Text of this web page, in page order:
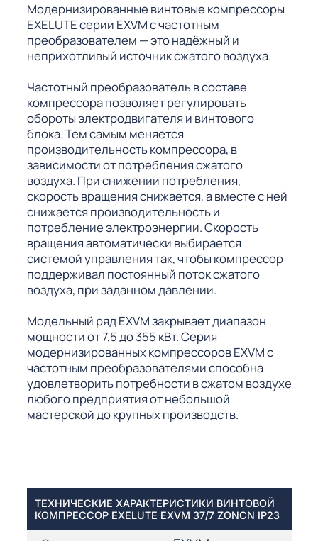
Модернизированные винтовые компрессоры
EXELUTE серии EXVM с частотным
преобразователем — это надёжный и
неприхотливый источник сжатого воздуха.
Частотный преобразователь в составе
компрессора позволяет регулировать
обороты электродвигателя и винтового
блока. Тем самым меняется
производительность компрессора, в
зависимости от потребления сжатого
воздуха. При снижении потребления,
скорость вращения снижается, а вместе с ней
снижается производительность и
потребление электроэнергии. Скорость
вращения автоматически выбирается
системой управления так, чтобы компрессор
поддерживал постоянный поток сжатого
воздуха, при заданном давлении.
Модельный ряд EXVM закрывает диапазон
мощности от 7,5 до 355 кВт. Серия
модернизированных компрессоров EXVM с
частотным преобразователями способна
удовлетворить потребности в сжатом воздухе
любого предприятия от небольшой
мастерской до крупных производств.
ТЕХНИЧЕСКИЕ ХАРАКТЕРИСТИКИ ВИНТОВОЙ
КОМПРЕССОР EXELUTE EXVM 37/7 ZONCN IP23